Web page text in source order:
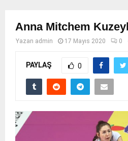
Anna Mitchem
Yazan admin 17 Mayıs 2020 0
PAYLAŞ 0